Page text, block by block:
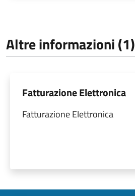
Altre informazioni (1)
Fatturazione Elettronica
Fatturazione Elettronica